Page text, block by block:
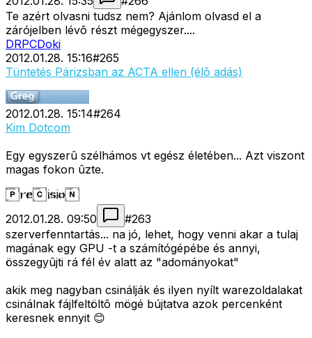
Te azért olvasni tudsz nem? Ajánlom olvasd el a
zárójelben lévõ részt mégegyszer....
DRPCDoki
2012.01.28. 15:16#265
Tüntetés Párizsban az ACTA ellen (élõ adás)
2012.01.28. 15:14#264
Kim Dotcom
Egy egyszerû szélhámos vt egész életében... Azt viszont
magas fokon ûzte.
2012.01.28. 09:50 #263
szerverfenntartás... na jó, lehet, hogy venni akar a tulaj
magának egy GPU -t a számítógépébe és annyi,
összegyûjti rá fél év alatt az "adományokat"
akik meg nagyban csinálják és ilyen nyílt warezoldalakat
csinálnak fájlfeltöltõ mögé bújtatva azok percenként
keresnek ennyit 😊